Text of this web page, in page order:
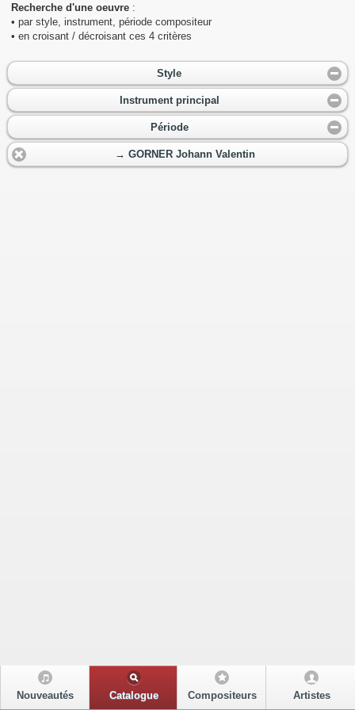
Recherche d'une oeuvre :
• par style, instrument, période compositeur
• en croisant / décroisant ces 4 critères
Style
Instrument principal
Période
→ GORNER Johann Valentin
Nouveautés Catalogue Compositeurs Artistes